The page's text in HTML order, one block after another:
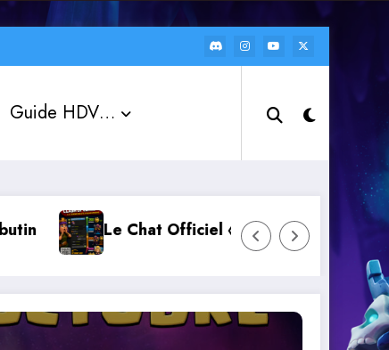
Guide HDV…
Le Chat Officiel « Clash of Clans FR » : rejoignez